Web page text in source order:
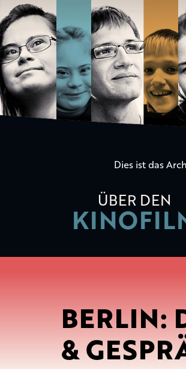
Die
Kinder
der
Utopie
Dies ist das
ÜBER DEN
BERLIN:
&